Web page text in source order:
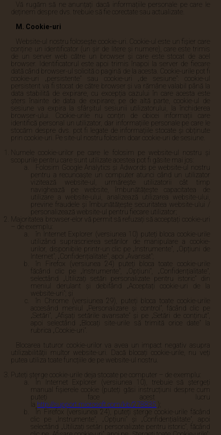
Vă rugăm să ne anunțați dacă informațiile personale pe care le
deținem despre dvs. trebuie să fie corectate sau actualizate.
M. Cookie-uri
Website-ul nostru folosește cookie-uri. Cookie-ul este un fișier care
conține un identificator (un șir de litere și numere), care este trimis
de un server web către un browser și care este stocat de acel
browser. Identificatorul este apoi trimis înapoi la server de fiecare
dată când browser-ul solicită o pagină de la acesta. Cookie-urile pot fi
cookie-uri „persistente” sau cookie-uri „de sesiune”: cookie-ul
persistent va fi stocat de către browser și va rămâne valabil până la
data stabilită de expirare, cu excepția cazului în care acesta este
șters înainte de data de expirare; pe de altă parte, cookie-ul de
sesiune va expira la sfârșitul sesiunii utilizatorului, la închiderea
browser-ului. Cookie-urile nu conțin de obicei informații care
identifică personal un utilizator, dar informațiile personale pe care le
stocăm despre dvs. pot fi legate de informațiile stocate și obținute
prin cookie-uri. Pe site-ul nostru folosim doar cookie-uri de sesiune.
Numele cookie-urilor pe care le folosim pe website-ul nostru și
scopurile pentru care sunt utilizate acestea pot fi găsite mai jos:
Folosim Google Analytics și Adwords pe website-ul nostru
pentru a recunoaște un computer atunci când un utilizator
vizitează website-ul, urmărește utilizatorii cât timp
navighează pe website, îmbunătățește capacitatea de
utilizare a website-ului, analizează utilizarea website-ului,
previne fraudele și îmbunătățește securitatea website-ului /
personalizează website-ul pentru fiecare utilizator;
Majoritatea browser-elor vă permit să refuzați să acceptați cookie-uri
– de exemplu:
în Internet Explorer (versiunea 10) puteți bloca cookie-urile
utilizând suprascrierea setărilor de manipulare a cookie-
urilor, disponibile printr-un clic pe „Instrumente”, „Opțiuni de
Internet”, „Confidențialitate”, apoi „Avansat”;
în Firefox (versiunea 24) puteți bloca toate cookie-urile
făcând clic pe „Instrumente”, „Opțiuni”, „Confidențialitate”,
selectând „Utilizați setări personalizate pentru istoric” din
meniul derulant și debifând „Acceptați cookie-uri de la
website-uri”; și
în Chrome (versiunea 29), puteți bloca toate cookie-urile
accesând meniul „Personalizare și control”, făcând clic pe
„Setări”, „Afișați setările avansate” și pe „Setări de conținut”,
apoi selectând „Blocați site-urile să trimită orice date” la
rubrica „Cookie-uri”.
Blocarea tuturor cookie-urilor va avea un impact negativ asupra
utilizabilității multor website-uri. Dacă blocați cookie-urile, nu veți
putea utiliza toate funcțiile de pe website-ul nostru.
Puteți șterge cookie-urile deja stocate pe computer – de exemplu:
În Internet Explorer (versiunea 10), trebuie să ștergeți
manual fișierele cookie (puteți găsi instrucțiuni despre cum
puteți face acest lucru
la http://support.microsoft.com/kb/278835
În Firefox (versiunea 24), puteți șterge cookie-urile făcând
clic pe „Instrumente”, „Opțiuni” și „Confidențialitate”, apoi
selectând „Utilizați setări personalizate pentru istoric”, făcând